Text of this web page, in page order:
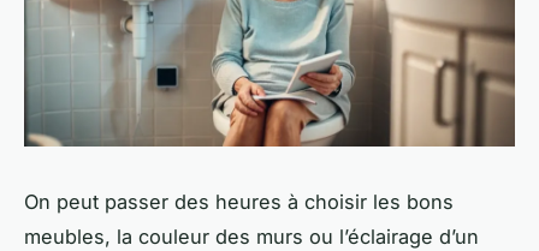
On peut passer des heures à choisir les bons
meubles, la couleur des murs ou l’éclairage d’un